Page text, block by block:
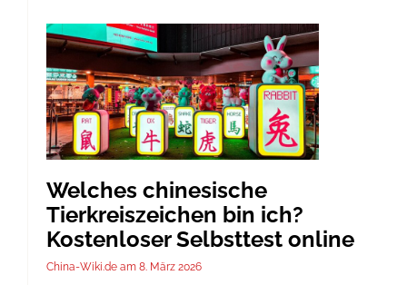
Welches chinesische
Tierkreiszeichen bin ich?
Kostenloser Selbsttest online
China-Wiki.de 8. März 2026